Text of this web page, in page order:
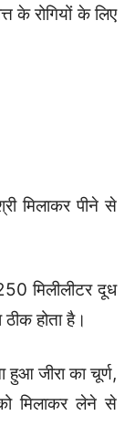
के रोगियों के लिए
मिलाकर पीने से
मिलीलीटर दूध
होता है।
जीरा का चूर्ण,
मिलाकर लेने से